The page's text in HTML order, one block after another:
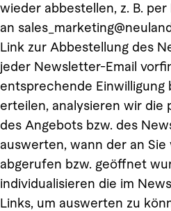
wieder abbestellen, z. B. per
an
Link zur Abbestellung des
jeder Newsletter-Email
entsprechende Einwilligung
erteilen, analysieren wir die
des Angebots bzw. des
auswerten, wann der an
abgerufen bzw. geöffnet
individualisieren die im
Links, um auswerten zu